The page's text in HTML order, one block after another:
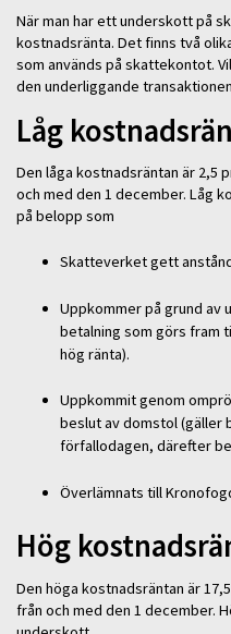
När man har ett underskott på
kostnadsränta. Det finns två
som används på skattekontot.
den underliggande
Låg
Den låga kostnadsräntan är 2,5
och med den 1 december. Låg
på belopp som
Skatteverket gett
Uppkommer på grund av
betalning som görs fram
hög ränta).
Uppkommit genom
beslut av domstol (gäller
förfallodagen, därefter
Överlämnats till
Hög
Den höga kostnadsräntan är
från och med den 1 december.